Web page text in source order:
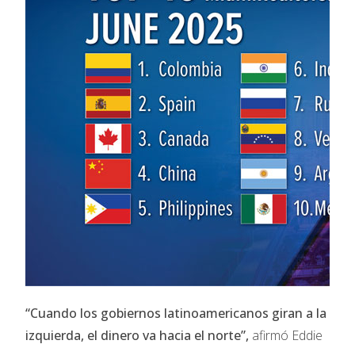
“Cuando los gobiernos latinoamericanos giran a la
izquierda, el dinero va hacia el norte”, afirmó Eddie